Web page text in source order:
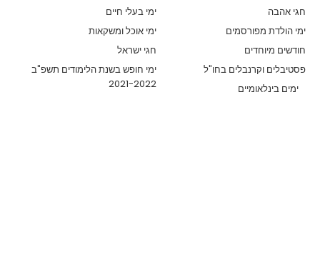
ימי בעלי חיים
חגי אהבה
ימי אוכל ומשקאות
ימי הולדת מפורסמים
חגי ישראל
חודשים מיוחדים
ימי חופש בשנת הלימודים תשפ"ב
2021-2022
פסטיבלים וקרנבלים בחו"ל
ימים בינלאומיים